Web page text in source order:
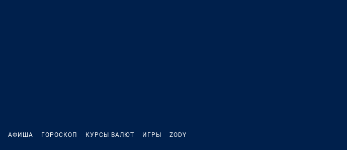
АФИША ГОРОСКОП КУРСЫ ВАЛЮТ ИГРЫ ZODY